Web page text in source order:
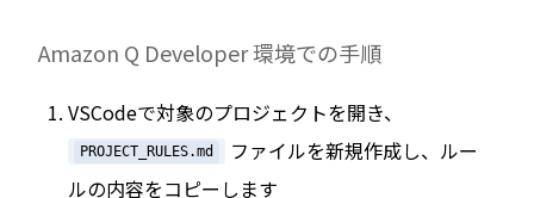
Amazon Q Developer 環境での手順
VSCodeで対象のプロジェクトを開き、
PROJECT_RULES.md
ファイルを新規作成し、ルー
ルの内容をコピーします